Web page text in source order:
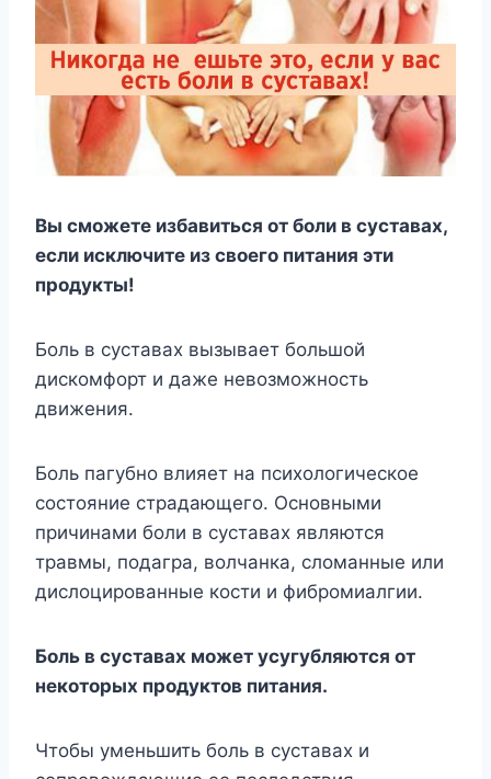
Вы сможете избавиться от боли в суставах,
если исключите из своего питания эти
продукты!
Боль в суставах вызывает большой
дискомфорт и даже невозможность
движения.
Боль пагубно влияет на психологическое
состояние страдающего. Основными
причинами боли в суставах являются
травмы, подагра, волчанка, сломанные или
дислоцированные кости и фибромиалгии.
Боль в суставах может усугубляются от
некоторых продуктов питания.
Чтобы уменьшить боль в суставах и